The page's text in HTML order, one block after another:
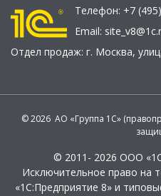
Телефон: +7
Email:
Отдел продаж: г. Москва,
© 2026 АО «Группа 1С»
© 2011- 2026 ООО
Исключительное право на
«1С:Предприятие 8» и